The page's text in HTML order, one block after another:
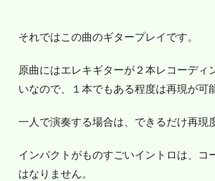
それではこの曲のギタープレイです。
原曲にはエレキギターが２本レコーデ
いなので、１本でもある程度は再現が可
一人で演奏する場合は、できるだけ再現
インパクトがものすごいイントロは、
はなりません。